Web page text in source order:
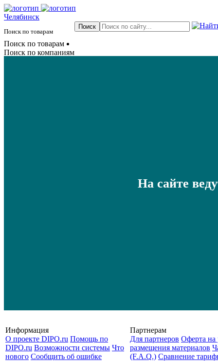
Челябинск
Поиск по товарам
Поиск по товарам
Поиск по компаниям
На сайте
Информация
О проекте DIPO.ru Помощь по
DIPO.ru Возможности системы Что
нового Сообщить об ошибке
Партнерам
Для партнеров Оферта на
размещения материалов
(F.A.Q.) Cравнение